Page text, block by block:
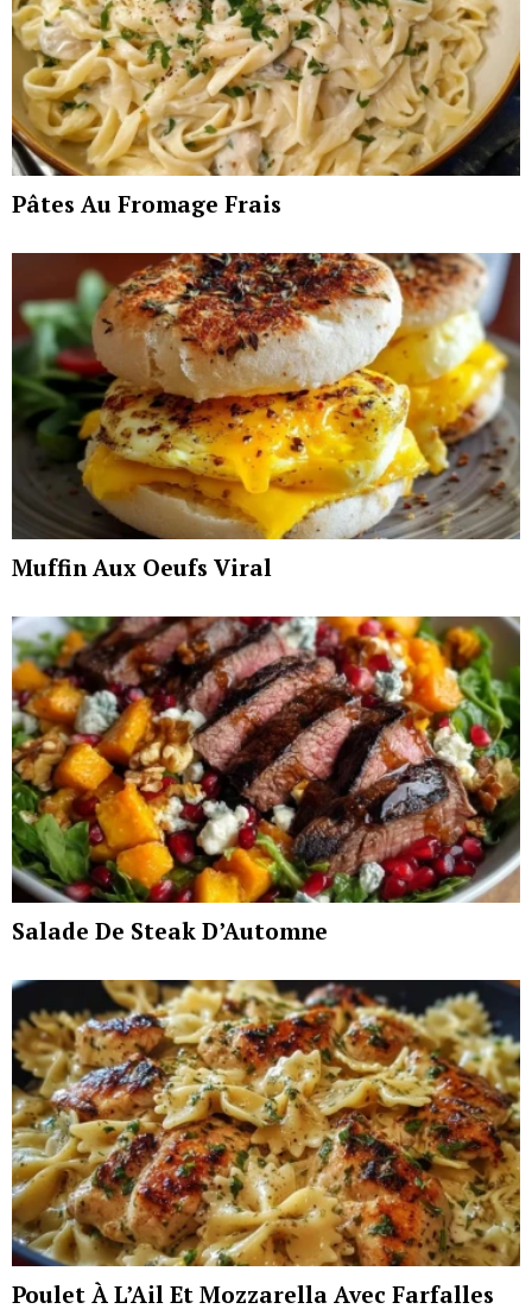
Pâtes Au Fromage Frais
Muffin Aux Oeufs Viral
Salade De Steak D’Automne
Poulet À L’Ail Et Mozzarella Avec Farfalles